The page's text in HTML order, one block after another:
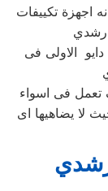
اجهزة تكييفات
الاولى فى
فى اسواء
لا يضاهيها اى
رشدي